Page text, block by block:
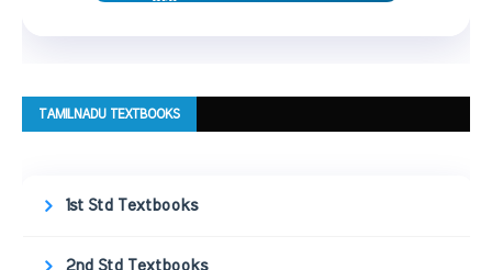
TAMILNADU TEXTBOOKS
1st Std Textbooks
2nd Std Textbooks